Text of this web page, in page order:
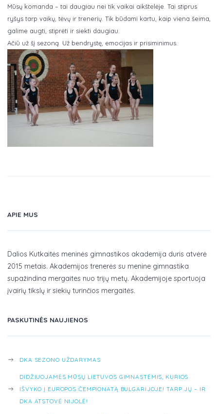
Mūsų komanda – tai daugiau nei tik vaikai aikštelėje. Tai stiprus
ryšys tarp vaikų, tėvų ir trenerių. Tik būdami kartu, kaip viena šeima,
galime augti, stiprėti ir siekti daugiau.
Ačiū už šį sezoną. Už bendrystę, emocijas ir prisiminimus.
APIE MUS
Dalios Kutkaitės meninės gimnastikos akademija duris atvėrė
2015 metais. Akademijos trenerės su menine gimnastika
supažindina mergaites nuo trijų metų. Akademijoje sportuoja
įvairių tikslų ir siekių turinčios mergaitės.
PASKUTINĖS NAUJIENOS
DKA SEZONO UŽDARYMAS
DIDŽIUOJAMĖS MŪSŲ LIETUVOS GIMNASTĖMIS, KURIOS
IŠVYKO Į EUROPOS ČEMPIONATĄ BULGARIJOJE! TARP JŲ – IR
DKA ATSTOVĖ NIJOLĖ!